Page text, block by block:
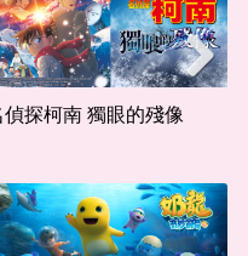
野！孩子起步走！ Next